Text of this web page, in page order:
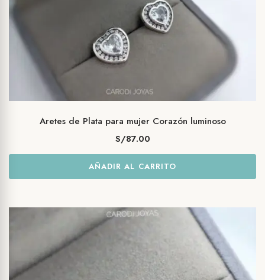
Aretes de Plata para mujer Corazón luminoso
S/87.00
AÑADIR AL CARRITO